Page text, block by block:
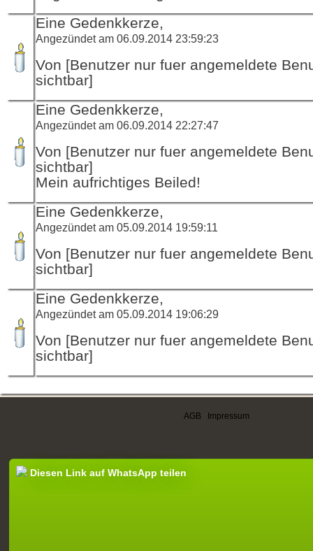
Eine Gedenkkerze,
Angezündet am 06.09.2014 23:59:23
Von [Benutzer nur fuer angemeldete
sichtbar]
Eine Gedenkkerze,
Angezündet am 06.09.2014 22:27:47
Von [Benutzer nur fuer angemeldete
sichtbar]
Mein aufrichtiges Beiled!
Eine Gedenkkerze,
Angezündet am 05.09.2014 19:59:11
Von [Benutzer nur fuer angemeldete
sichtbar]
Eine Gedenkkerze,
Angezündet am 05.09.2014 19:06:29
Von [Benutzer nur fuer angemeldete
sichtbar]
AGB Impressum
Diesen Link auf WhatsApp teilen